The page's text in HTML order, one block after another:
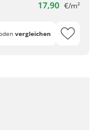
17,90 €/m²
vergleichen